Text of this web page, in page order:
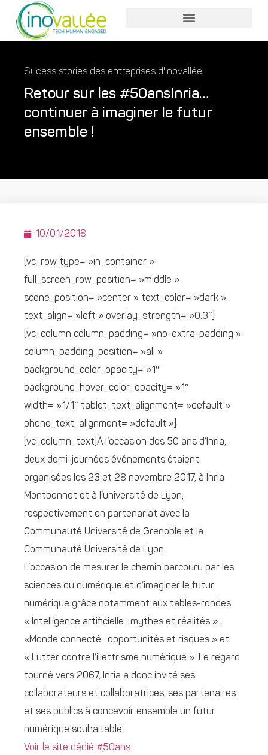
Sucess stories des entreprises d'inovallée
Retour sur les #50ansInria…
continuer à imaginer le futur
ensemble !
10/01/2018
[vc_row type= »in_container »
full_screen_row_position= »middle »
scene_position= »center » text_color= »dark »
text_align= »left » overlay_strength= »0.3″]
[vc_column column_padding= »no-extra-padding »
column_padding_position= »all »
background_color_opacity= »1″
background_hover_color_opacity= »1″
width= »1/1″ tablet_text_alignment= »default »
phone_text_alignment= »default »]
[vc_column_text]À l’occasion des 50 ans d’Inria,
deux demi-journées événements étaient
organisées les 23 et 28 novembre 2017, à Inria
Montbonnot et à l’université de Lyon,
respectivement en partenariat avec la
Communauté Université de Grenoble et la
Communauté Université de Lyon.
L’occasion de mesurer le chemin parcouru par les
sciences du numérique et d’imaginer le futur
numérique grâce notamment aux tables-rondes
« Intelligence artificielle : mythes et réalités » ;
«Monde connecté : opportunités et risques » et
« Lutter contre l’illettrisme numérique ». Le regard
tourné vers 2067, Inria a donc invité ses
collaborateurs et collaboratrices, ses partenaires
et ses publics à concevoir ensemble un futur
numérique souhaitable.
Voir le site dédié #50ans